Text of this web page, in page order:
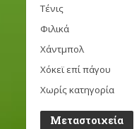
Τένις
Φιλικά
Χάντμπολ
Χόκεϊ επί πάγου
Χωρίς κατηγορία
Μεταστοιχεία